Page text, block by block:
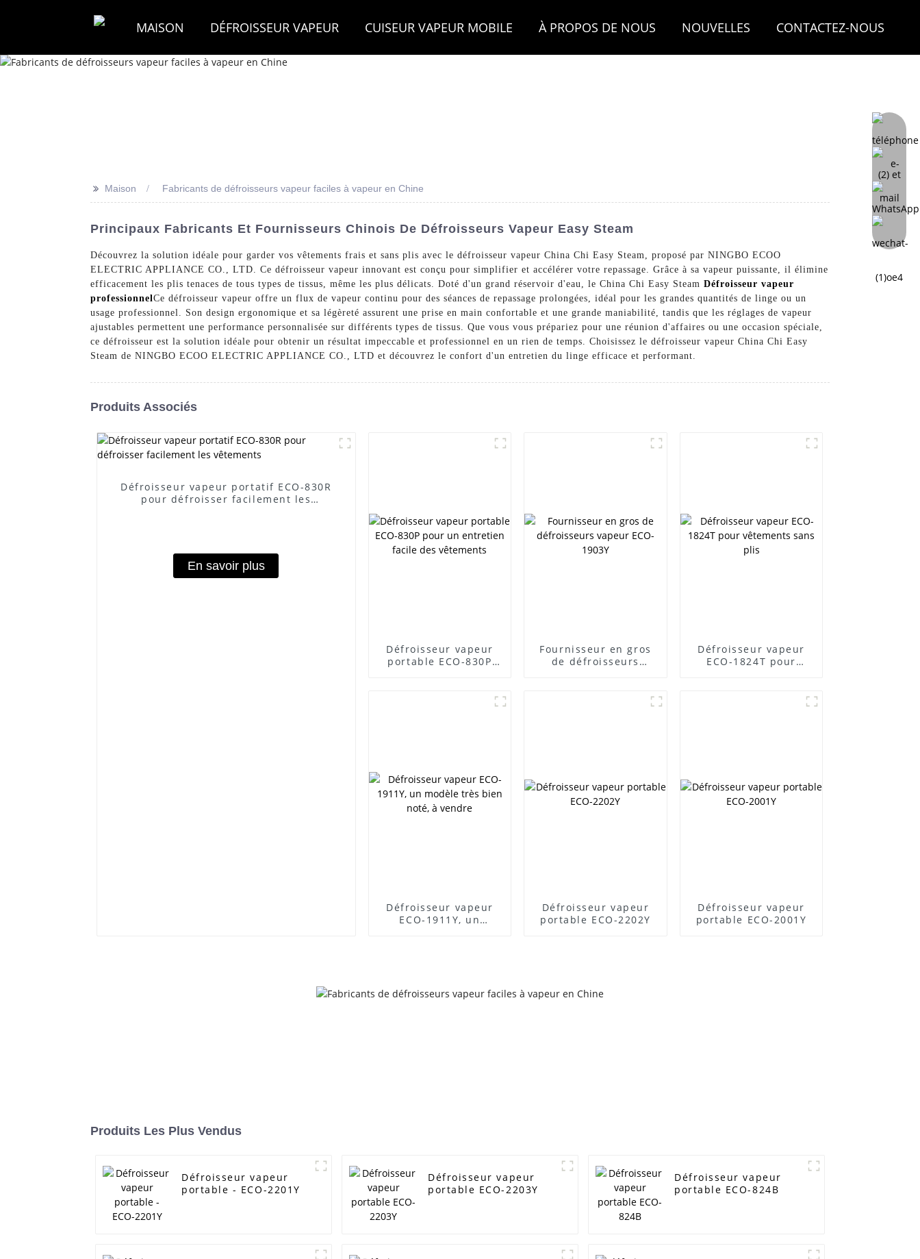
MAISON DÉFROISSEUR VAPEUR CUISEUR VAPEUR MOBILE À PROPOS DE NOUS NOUVELLES CONTACTEZ-NOUS
>> Maison Fabricants de défroisseurs vapeur faciles à vapeur en Chine
Principaux Fabricants Et Fournisseurs Chinois De Défroisseurs Vapeur Easy Steam
Découvrez la solution idéale pour garder vos vêtements frais et sans plis avec le défroisseur vapeur China Chi Easy Steam, proposé par NINGBO ECOO
ELECTRIC APPLIANCE CO., LTD. Ce défroisseur vapeur innovant est conçu pour simplifier et accélérer votre repassage. Grâce à sa vapeur puissante, il élimine
efficacement les plis tenaces de tous types de tissus, même les plus délicats. Doté d'un grand réservoir d'eau, le China Chi Easy Steam Défroisseur vapeur
professionnel Ce défroisseur vapeur offre un flux de vapeur continu pour des séances de repassage prolongées, idéal pour les grandes quantités de linge ou un
usage professionnel. Son design ergonomique et sa légèreté assurent une prise en main confortable et une grande maniabilité, tandis que les réglages de vapeur
ajustables permettent une performance personnalisée sur différents types de tissus. Que vous vous prépariez pour une réunion d'affaires ou une occasion spéciale,
ce défroisseur est la solution idéale pour obtenir un résultat impeccable et professionnel en un rien de temps. Choisissez le défroisseur vapeur China Chi Easy
Steam de NINGBO ECOO ELECTRIC APPLIANCE CO., LTD et découvrez le confort d'un entretien du linge efficace et performant.
Produits Associés
Défroisseur vapeur portatif ECO-830R
pour défroisser facilement les
En savoir plus
Défroisseur vapeur
portable ECO-830P
Fournisseur en gros
de défroisseurs
Défroisseur vapeur
ECO-1824T pour
Défroisseur vapeur
ECO-1911Y, un
Défroisseur vapeur
portable ECO-2202Y
Défroisseur vapeur
portable ECO-2001Y
Produits Les Plus Vendus
Défroisseur vapeur
portable - ECO-2201Y
Défroisseur vapeur
portable ECO-2203Y
Défroisseur vapeur
portable ECO-824B